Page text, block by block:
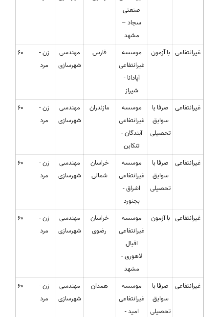
صنعتی
سجاد –
مشهد
غیرانتفاعی با آزمون
موسسه
غیرانتفاعی
آپادانا -
شیراز
فارس
مهندسی
شهرسازی
زن -
مرد
60
غیرانتفاعی
صرفا با
سوابق
تحصیلی
موسسه
غیرانتفاعی
آیندگان -
تنکابن
مازندران
مهندسی
شهرسازی
زن -
مرد
60
غیرانتفاعی
صرفا با
سوابق
تحصیلی
موسسه
غیرانتفاعی
اشراق -
بجنورد
خراسان
شمالی
مهندسی
شهرسازی
زن -
مرد
60
غیرانتفاعی با آزمون
موسسه
غیرانتفاعی
اقبال
لاهوری -
مشهد
خراسان
رضوی
مهندسی
شهرسازی
زن -
مرد
60
غیرانتفاعی
صرفا با
سوابق
تحصیلی
موسسه
غیرانتفاعی
امید -
همدان
مهندسی
شهرسازی
زن -
مرد
60